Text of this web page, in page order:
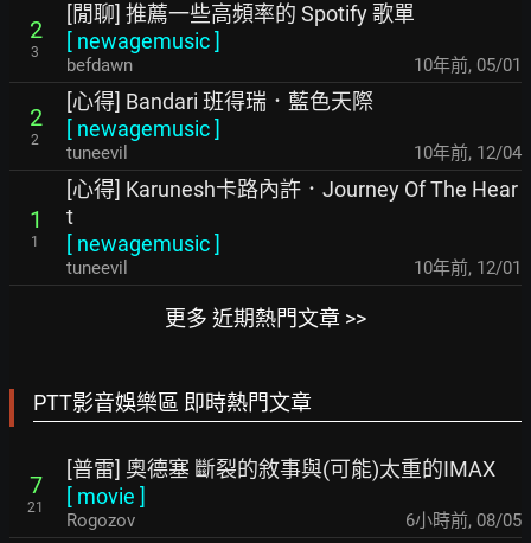
2
3
[閒聊] 推薦一些高頻率的 Spotify 歌單
[ newagemusic]
befdawn 10年前, 05/01
2
2
[心得] Bandari 班得瑞．藍色天際
[ newagemusic]
tuneevil 10年前, 12/04
1
1
[心得] Karunesh卡路內許．Journey Of The Hear
t
[ newagemusic]
tuneevil 10年前, 12/01
更多 近期熱門文章 >>
PTT影音娛樂區 即時熱門文章
7
21
[普雷] 奧德塞 斷裂的敘事與(可能)太重的IMAX
[ movie ]
Rogozov 6小時前, 08/05